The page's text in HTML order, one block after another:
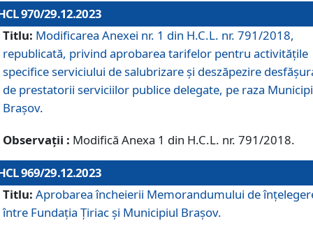
970/29.12.2023
Titlu: Modificarea Anexei nr. 1 din H.C.L. nr. 791/2018,
republicată, privind aprobarea tarifelor pentru activitățile
specifice serviciului de salubrizare și deszăpezire
de prestatorii serviciilor publice delegate, pe raza
Brașov.
Observații : Modifică Anexa 1 din H.C.L. nr. 791/2018.
969/29.12.2023
Titlu: Aprobarea încheierii Memorandumului de
între Fundația Țiriac și Municipiul Brașov.